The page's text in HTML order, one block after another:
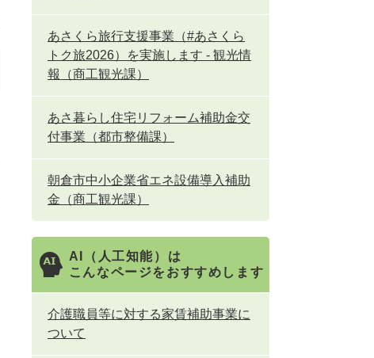
あさくら旅行支援事業（#あさくら
トク旅2026）を実施します - 観光情
報（商工観光課）
あさ暮らし住宅リフォーム補助金交
付事業（都市整備課）
朝倉市中小企業省エネ設備導入補助
金（商工観光課）
AI（人工知能）は
こんなページをおすすめします
介護職員等に対する家賃補助事業に
ついて